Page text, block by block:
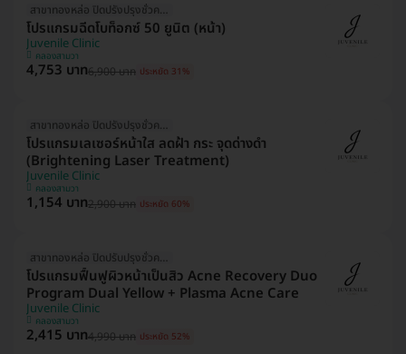
สาขาทองหล่อ ปิดปรังปรุงชั่วคราว
โปรแกรมฉีดโบท็อกซ์ 50 ยูนิต (หน้า)
Juvenile Clinic
คลองสามวา
4,753 บาท6,900 บาท ประหยัด 31%
สาขาทองหล่อ ปิดปรังปรุงชั่วคราว
โปรแกรมเลเซอร์หน้าใส ลดฝ้า กระ จุดด่างดำ
(Brightening Laser Treatment)
Juvenile Clinic
คลองสามวา
1,154 บาท2,900 บาท ประหยัด 60%
สาขาทองหล่อ ปิดปรับปรุงชั่วคราว
โปรแกรมฟื้นฟูผิวหน้าเป็นสิว Acne Recovery Duo
Program Dual Yellow + Plasma Acne Care
Juvenile Clinic
คลองสามวา
2,415 บาท4,990 บาท ประหยัด 52%